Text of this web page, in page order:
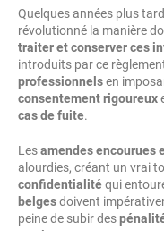
Quelques années plus
révolutionné la manière
traiter et conserver ces
introduits par ce
professionnelsen
consentement rigoureux
cas de fuite.
Lesamendes encourues
alourdies, créant un vrai
confidentialitéqui
belgesdoivent
peine de subir des